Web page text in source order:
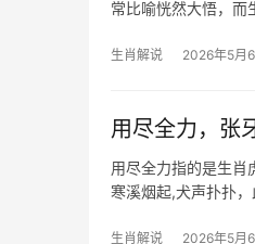
常比喻恍然大悟，而
生肖解说 2026年5月6
用尽全力，张
用尽全力指的是生肖
寒溪烟起,犬声扑扑
生肖解说 2026年5月6